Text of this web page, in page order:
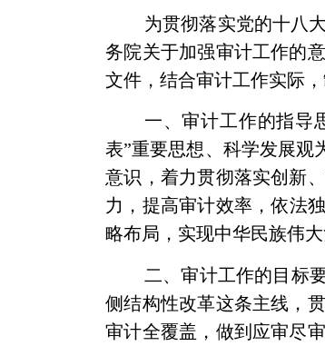
为贯彻落实党的十八
务院关于加强审计工作的
文件，结合审计工作实际
一、审计工作的指导
表”重要思想、科学发展观
意识，着力贯彻落实创新
力，提高审计效率，依法
略布局，实现中华民族伟
二、审计工作的目标
侧结构性改革这条主线，
审计全覆盖，做到应审尽